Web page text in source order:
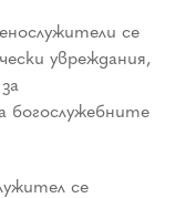
се
увреждания,
богослужебните
се